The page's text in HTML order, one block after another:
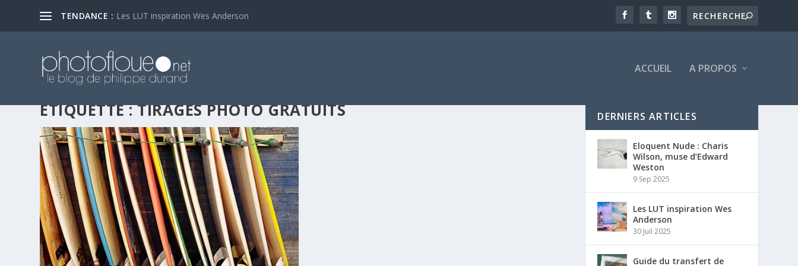
TENDANCE : Les LUT inspiration Wes Anderson
ACCUEIL A PROPOS
ÉTIQUETTE :TIRAGES PHOTO GRATUITS DERNIERS ARTICLES
Eloquent Nude : Charis
Wilson, muse d’Edward
Weston
9 Sep 2025
Les LUT inspiration Wes
Anderson
30 Juil 2025
Guide du transfert de